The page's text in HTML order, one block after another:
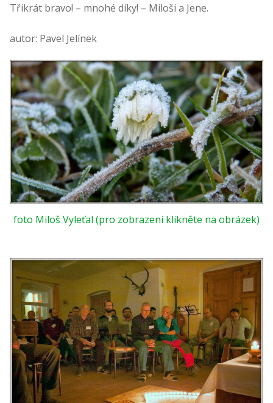
Třikrát bravo! – mnohé díky! – Miloši a Jene.
autor: Pavel Jelínek
foto Miloš Vyleťal (pro zobrazení klikněte na obrázek)